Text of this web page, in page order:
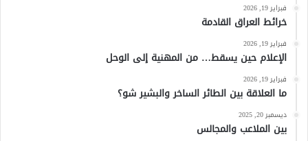
فبراير 19, 2026
خرائط العراق القادمة
فبراير 19, 2026
الإعلام حين يسقط… من المهنية إلى الوحل
فبراير 19, 2026
ما العلاقة بين الطائر الساخر والبشير شو؟
ديسمبر 20, 2025
بين الملاعب والمجالس